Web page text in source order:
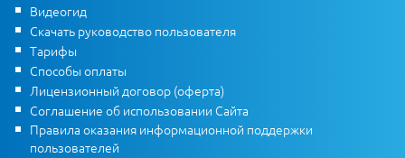
Видеогид
Скачать руководство пользователя
Тарифы
Способы оплаты
Лицензионный договор (оферта)
Соглашение об использовании Сайта
Правила оказания информационной поддержки
пользователей